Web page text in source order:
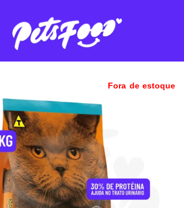
Fora de estoque